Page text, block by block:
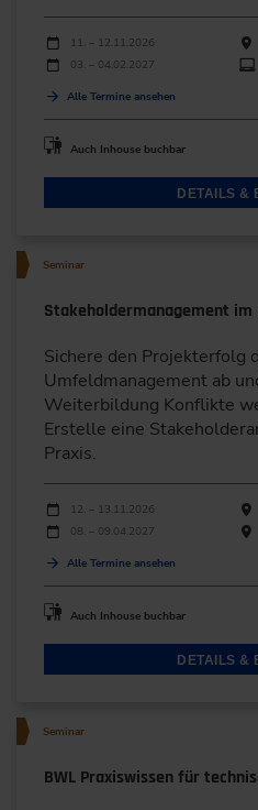
Durchführungen
Veranstaltungsdatum Veranstaltungsort
11. – 12.11.2026
03. – 04.02.2027
Alle Termine ansehen
Auch Inhouse buchbar
DETAILS &
Seminar
Stakeholdermanagement im
Sichere den Projekterfolg
Umfeldmanagement ab
Weiterbildung Konflikte
Erstelle eine
Praxis.
Durchführungen
Veranstaltungsdatum Veranstaltungsort
12. – 13.11.2026
08. – 09.04.2027
Alle Termine ansehen
Auch Inhouse buchbar
DETAILS &
Seminar
BWL Praxiswissen für